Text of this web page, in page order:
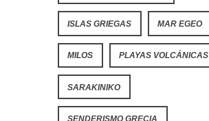
ISLAS GRIEGAS MAR EGEO
MILOS PLAYAS VOLCÁNICAS
SARAKINIKO
SENDERISMO GRECIA